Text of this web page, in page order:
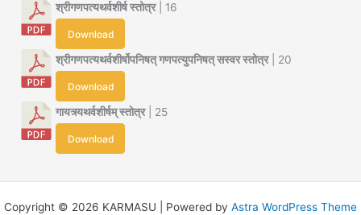
श्रीगणपत्यथर्वशीर्ष स्तोत्र| 16
Download
श्रीगणपत्यथर्वशीर्षोपनिषत् गणपत्युपनिषत् सस्वर स्तोत्र| 20
Download
गायत्र्यथर्वशीर्षम् स्तोत्र| 25
Download
Copyright © 2026 KARMASU | Powered by Astra WordPress Theme